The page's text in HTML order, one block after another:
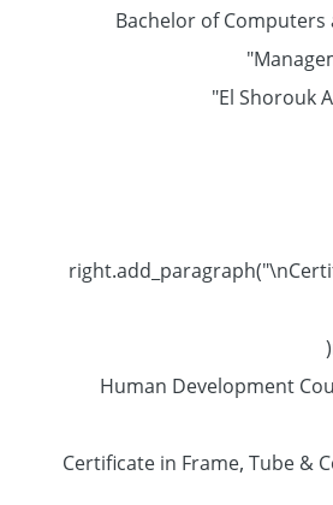
"Bachelor of
"• Human Development
"• Certificate in Frame, Tube &